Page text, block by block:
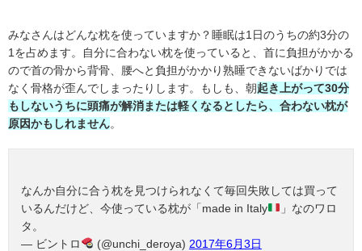
みなさんはどんな枕を使っていますか？睡眠は1日のうちの約3分の
1を占めます。自分に合わない枕を使っていると、首に負担がかかる
ので首の骨から背骨、腰へと負担がかかり熟睡できないばかりでは
なく骨格が歪んでしまったりします。もしも、朝起き上がって30分
もしないうちに頭痛が解消または軽くなるとしたら、合わない枕が
原因かもしれません。
なんか自分に合う枕を見つけられなくて毎回失敗しては買って
いるんだけど、今使っている枕が「made in Italy
」なのワロ
タ。
— ビントロ
(@unchi_deroya) 2017年6月3日